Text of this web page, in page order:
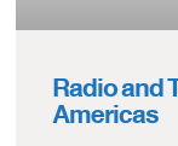
Radio and
Americas